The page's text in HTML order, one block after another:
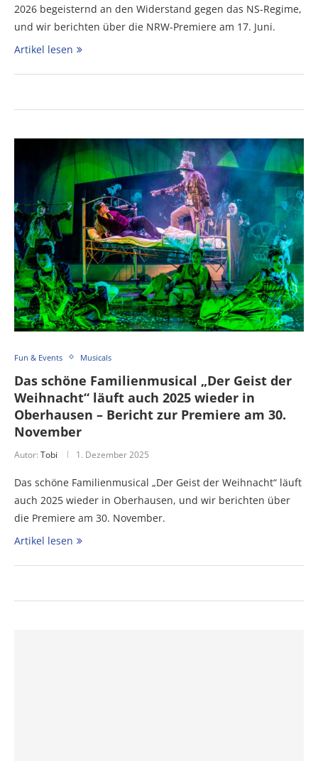
2026 begeisternd an den Widerstand gegen das NS-Regime,
und wir berichten über die NRW-Premiere am 17. Juni.
Artikel lesen
Fun & Events Musicals
Das schöne Familienmusical „Der Geist der
Weihnacht“ läuft auch 2025 wieder in
Oberhausen – Bericht zur Premiere am 30.
November
Autor: Tobi 1. Dezember 2025
Das schöne Familienmusical „Der Geist der Weihnacht“ läuft
auch 2025 wieder in Oberhausen, und wir berichten über
die Premiere am 30. November.
Artikel lesen